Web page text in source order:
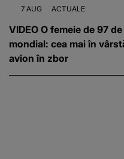
7 AUG ACTUALE
VIDEO O femeie de 97
mondial: cea mai în
avion în zbor